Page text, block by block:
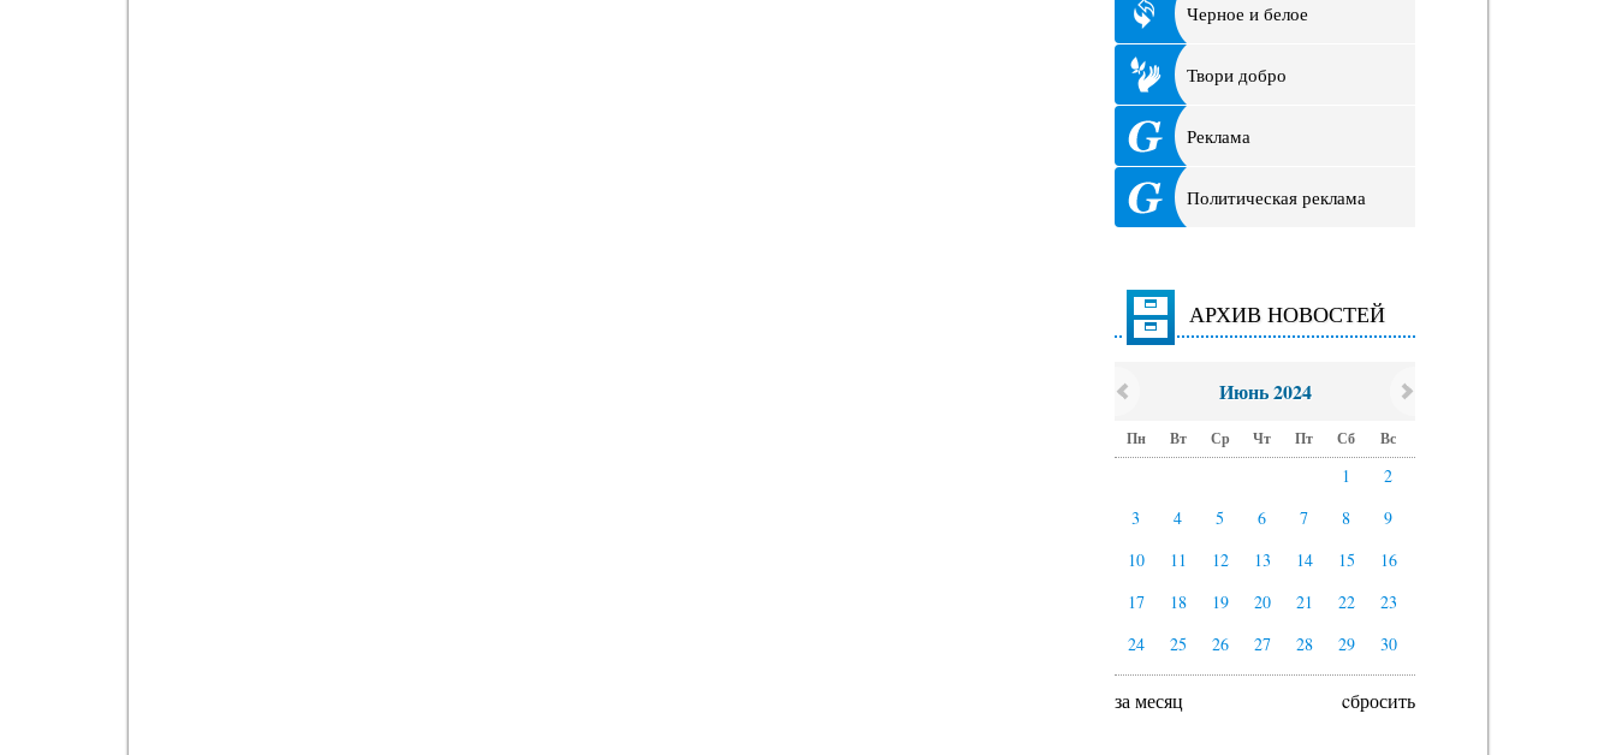
Черное и белое
Твори добро
Реклама
Политическая реклама
АРХИВ НОВОСТЕЙ
Июнь 2024
Пн Вт Ср Чт Пт Сб Вс
1
2
3
4 5 6 7 8
9
10
11 12 13 14 15
16
17
18 19 20 21 22
23
24
25 26 27 28 29 30
за месяц cбросить